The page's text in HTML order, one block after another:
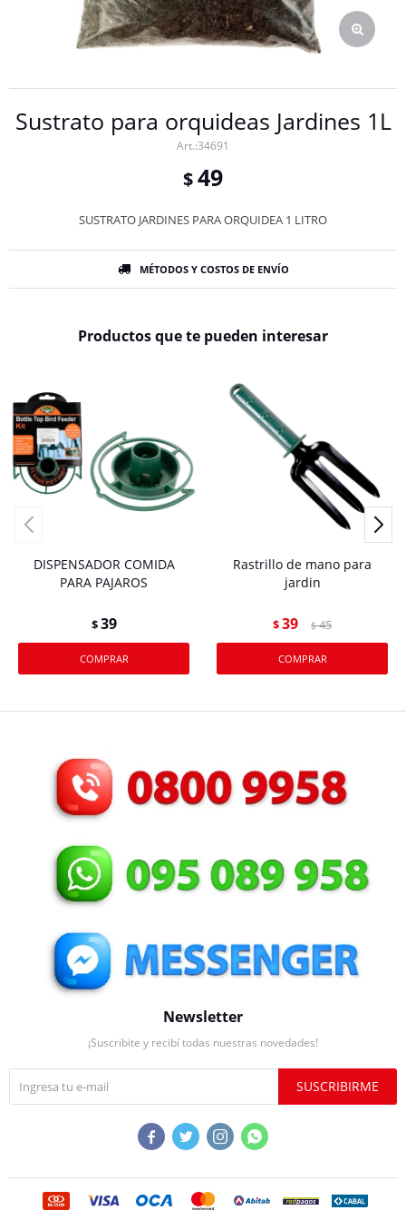
Sustrato para orquideas Jardines 1L
34691
$49
SUSTRATO JARDINES PARA ORQUIDEA 1 LITRO
MÉTODOS Y COSTOS DE ENVÍO
Productos que te pueden interesar
DISPENSADOR COMIDA
PARA PAJAROS
$39
Rastrillo de mano para
jardin
$39 $ 45
Newsletter
¡Suscribite y recibí todas nuestras novedades!
SUSCRIBIRME
   